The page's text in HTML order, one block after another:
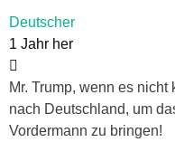
Deutscher
1 Jahr her
Mr. Trump, wenn es
nach Deutschland, um
Vordermann zu bringen!